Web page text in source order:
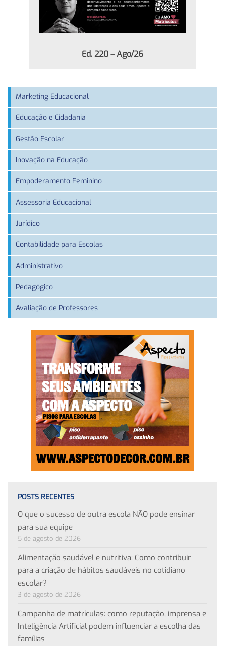
Ed. 220 – Ago/26
Marketing Educacional
Educação e Cidadania
Gestão Escolar
Inovação na Educação
Empoderamento Feminino
Assessoria Educacional
Jurídico
Contabilidade para Escolas
Administrativo
Pedagógico
Avaliação de Professores
POSTS RECENTES
O que o sucesso de outra escola NÃO pode ensinar
para sua equipe
5 de agosto de 2026
Alimentação saudável e nutritiva: Como contribuir
para a criação de hábitos saudáveis no cotidiano
escolar?
3 de agosto de 2026
Campanha de matrículas: como reputação, imprensa e
Inteligência Artificial podem influenciar a escolha das
famílias